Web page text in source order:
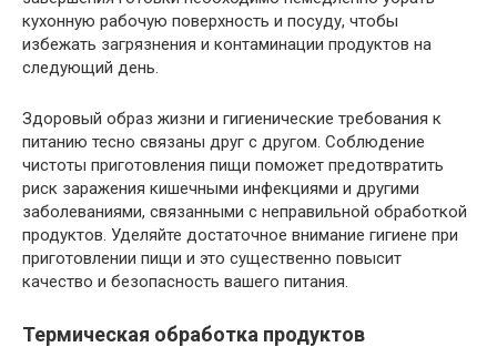
кухонную рабочую поверхность и посуду, чтобы
избежать загрязнения и контаминации продуктов на
следующий день.
Здоровый образ жизни и гигиенические требования к
питанию тесно связаны друг с другом. Соблюдение
чистоты приготовления пищи поможет предотвратить
риск заражения кишечными инфекциями и другими
заболеваниями, связанными с неправильной обработкой
продуктов. Уделяйте достаточное внимание гигиене при
приготовлении пищи и это существенно повысит
качество и безопасность вашего питания.
Термическая обработка продуктов